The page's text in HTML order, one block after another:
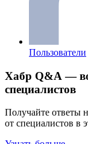
Пользователи
Хабр Q&A —
специалистов
Получайте ответы
от специалистов в